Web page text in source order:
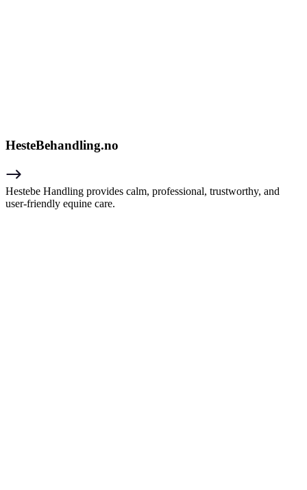
HesteBehandling.no
Hestebe Handling provides calm, professional, trustworthy, and
user-friendly equine care.